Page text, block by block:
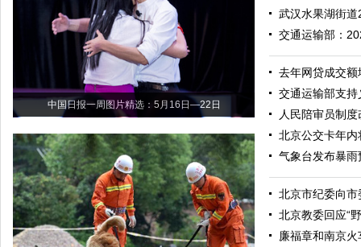
中国日报一周图片精选：5月16日—22日
武汉水果湖街道
交通运输部：
去年网贷成交
交通运输部支
人民陪审员制
北京公交卡年
气象台发布暴
北京市纪委向
北京教委回应“
廉福章和南京